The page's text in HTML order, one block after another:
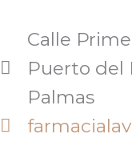
Calle
Puerto del
Palmas